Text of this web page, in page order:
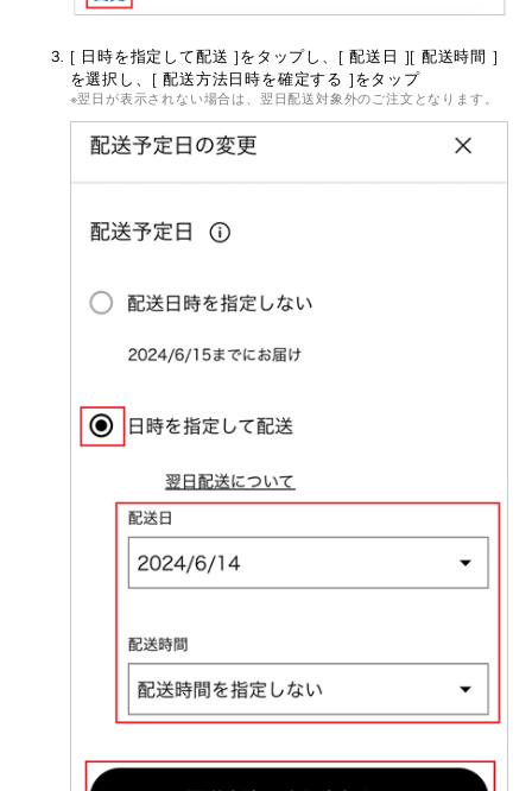
[ 日時を指定して配送 ]をタップし、[ 配送日 ][ 配送時間 ]
を選択し、[ 配送方法日時を確定する ]をタップ
翌日が表示されない場合は、翌日配送対象外のご注文となります。